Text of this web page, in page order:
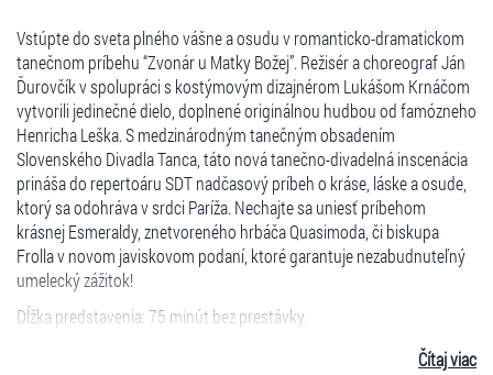
Vstúpte do sveta plného vášne a osudu v romanticko-dramatickom
tanečnom príbehu “Zvonár u Matky Božej”. Režisér a choreograf Ján
Ďurovčík v spolupráci s kostýmovým dizajnérom Lukášom Krnáčom
vytvorili jedinečné dielo, doplnené originálnou hudbou od famózneho
Henricha Leška. S medzinárodným tanečným obsadením
Slovenského Divadla Tanca, táto nová tanečno-divadelná inscenácia
prináša do repertoáru SDT nadčasový príbeh o kráse, láske a osude,
ktorý sa odohráva v srdci Paríža. Nechajte sa uniesť príbehom
krásnej Esmeraldy, znetvoreného hrbáča Quasimoda, či biskupa
Frolla v novom javiskovom podaní, ktoré garantuje nezabudnuteľný
umelecký zážitok!
Dĺžka predstavenia: 75 minút bez prestávky.
Čítaj viac